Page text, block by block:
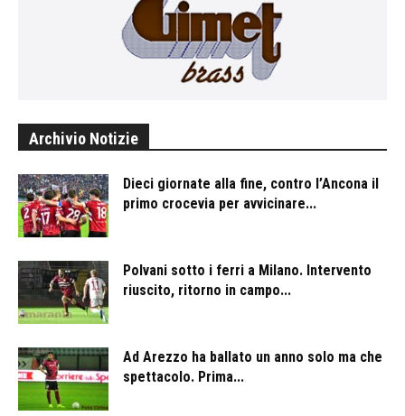
Archivio Notizie
Dieci giornate alla fine, contro l’Ancona il
primo crocevia per avvicinare...
Polvani sotto i ferri a Milano. Intervento
riuscito, ritorno in campo...
Ad Arezzo ha ballato un anno solo ma che
spettacolo. Prima...